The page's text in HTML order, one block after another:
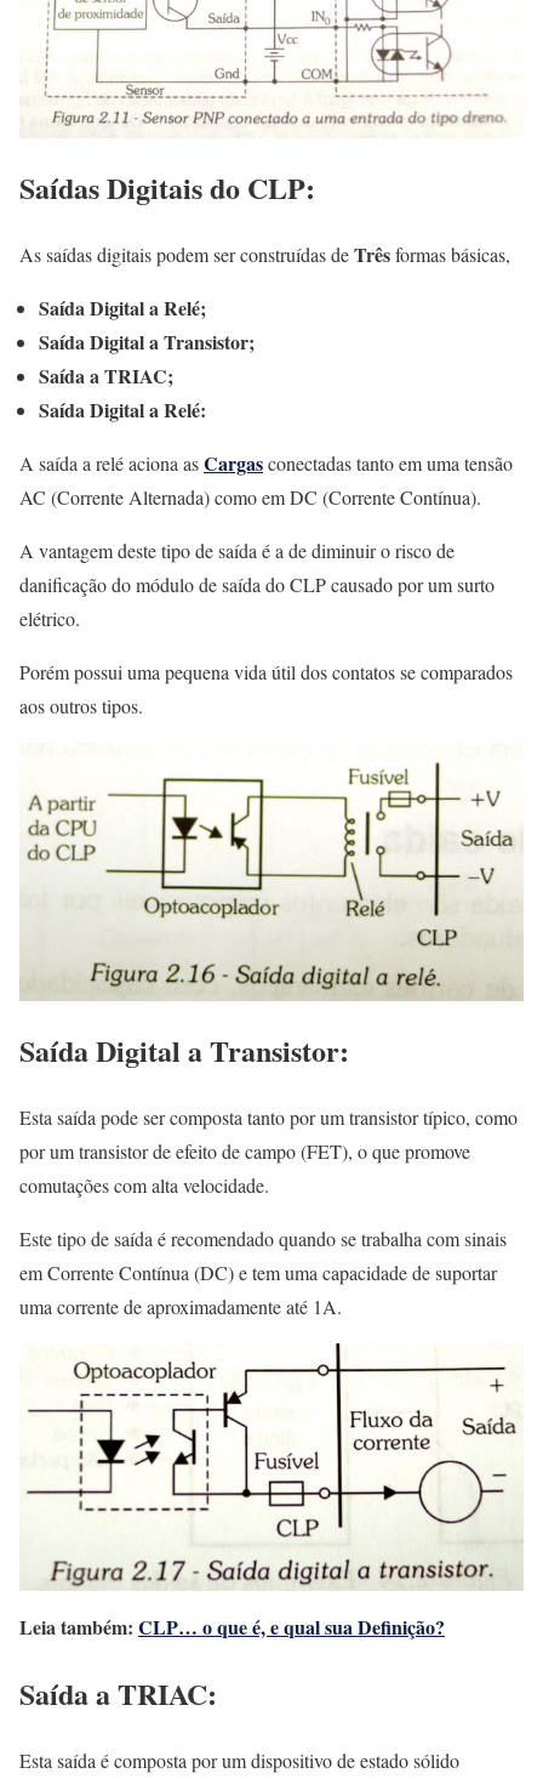
Saídas Digitaisdo CLP:
As saídas digitais podem ser construídas deTrêsformas básicas,
Saída Digital a Relé;
Saída Digital a Transistor;
Saída a TRIAC;
Saída Digital a Relé:
A saída a relé aciona asCargasconectadas tanto em uma tensão
AC (Corrente Alternada) como em DC (Corrente Contínua).
A vantagem deste tipo de saída é a de diminuir o risco de
danificação do módulo de saída do CLP causado por um surto
elétrico.
Porém possui uma pequena vida útil dos contatos se comparados
aos outros tipos.
Saída Digital a Transistor:
Esta saída pode ser composta tanto por um transistor típico, como
por um transistor de efeito de campo (FET), o que promove
comutações com alta velocidade.
Este tipo de saída é recomendado quando se trabalha com sinais
em Corrente Contínua (DC) e tem uma capacidade de suportar
uma corrente de aproximadamente até 1A.
Leia também: CLP… o que é, e qual sua Definição?
Saída a TRIAC:
Esta saída é composta por um dispositivo de estado sólido